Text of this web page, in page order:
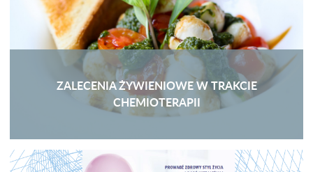
ZALECENIA ŻYWIENIOWE W TRAKCIE
CHEMIOTERAPII